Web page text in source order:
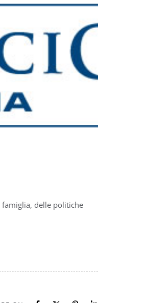
delle politiche